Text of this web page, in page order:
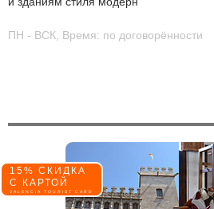
ПН - ВСК, Время: по договорённости
15% СКИДКА
С КАРТОЙ
VALENCIA TOURIST CARD